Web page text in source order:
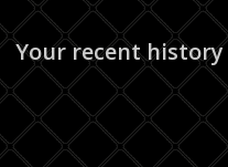
Your recent history